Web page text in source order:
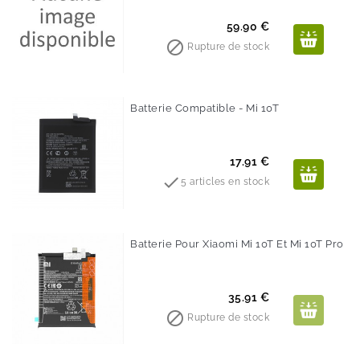
Prix
59.90 €
 Rupture de stock
Batterie Compatible - Mi 10T
Prix
17.91 €
 5 articles en stock
Batterie Pour Xiaomi Mi 10T Et Mi 10T Pro
Prix
35.91 €
 Rupture de stock